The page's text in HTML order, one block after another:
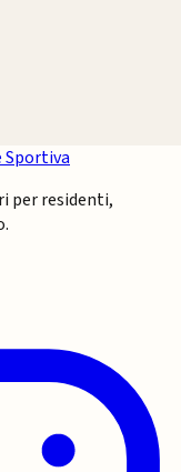
Sportiva
per residenti,